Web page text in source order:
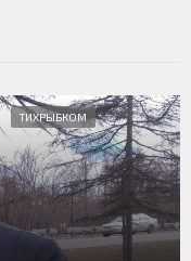
ТИХРЫБКОМ